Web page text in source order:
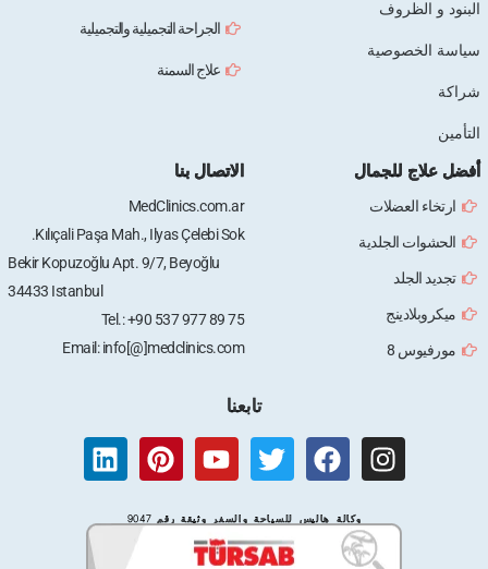
الجراحة التجميلية والتجميلية
علاج السمنة
للجمال
العضلات
الجلدية
8
MedClinics.com.ar
Kılıçali Paşa Mah., Ilyas Çelebi Sok.
Bekir Kopuzoğlu Apt. 9/7, Beyoğlu
34433 Istanbul
Tel.: +90 537 977 89 75
Email: info[@]medclinics.com
F
a
e
b
T
w
t
Y
o
t
u
P
i
t
e
L
i
k
وكالة هاليس للسياحة والسفر وثيقة رقم 9047